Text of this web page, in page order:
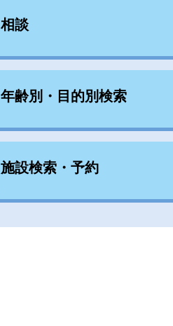
相談
年齢別・目的別検索
施設検索・予約